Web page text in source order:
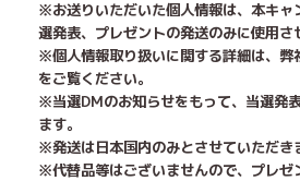
※お送りいただいた個人情報は、本キャ
選発表、プレゼントの発送のみに使用さ
※個人情報取り扱いに関する詳細は、弊
をご覧ください。
※当選DMのお知らせをもって、当選発
ます。
※発送は日本国内のみとさせていただき
※代替品等はございませんので、プレゼ